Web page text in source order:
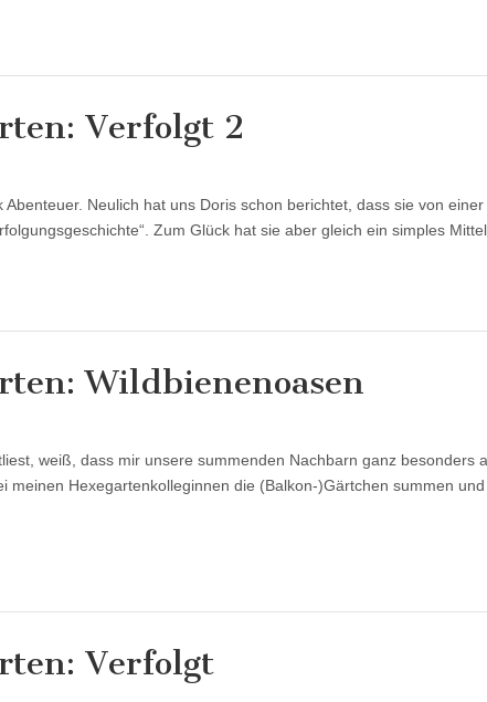
Verfolgt 2
Neulich hat uns Doris schon berichtet, dass sie von
Zum Glück hat sie aber gleich ein simples
Wildbienenoasen
weiß, dass mir unsere summenden Nachbarn ganz besonders
meinen Hexegartenkolleginnen die (Balkon-)Gärtchen summen
Verfolgt